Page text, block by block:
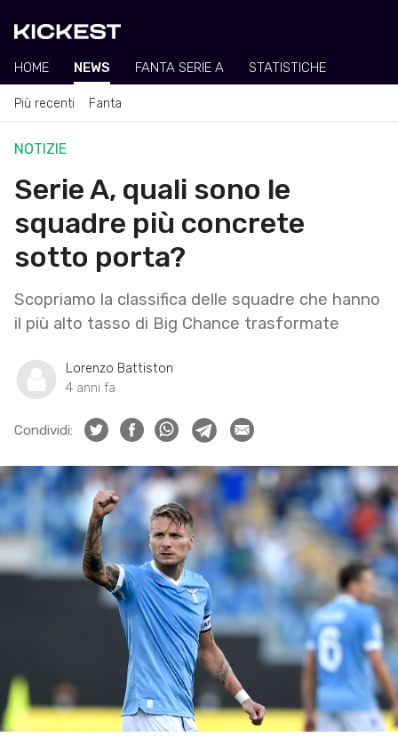
HOME NEWS FANTA SERIE A STATISTICHE
Più recenti Fanta
NOTIZIE
Serie A, quali sono le
squadre più concrete
sotto porta?
Scopriamo la classifica delle squadre che hanno
il più alto tasso di Big Chance trasformate
Lorenzo Battiston
4 anni fa
Condividi: